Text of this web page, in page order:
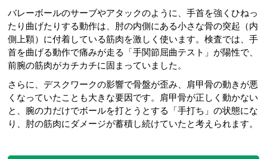
バレーボールのサーブやアタックのように、手首を強くひねっ
たり曲げたりする動作は、肘の内側にある小さな骨の突起（内
側上顆）に付着している筋肉を激しく使います。検査では、手
首を曲げる動作で痛みが走る「手関節屈曲テスト」が陽性で、
前腕の筋肉がカチカチに固まっていました。
さらに、デスクワークの影響で骨盤が歪み、肩甲骨の動きが悪
くなっていたことも大きな要因です。肩甲骨が正しく動かない
と、腕の力だけでボールを打とうとする「手打ち」の状態にな
り、肘の筋肉にダメージが蓄積し続けていたと考えられます。